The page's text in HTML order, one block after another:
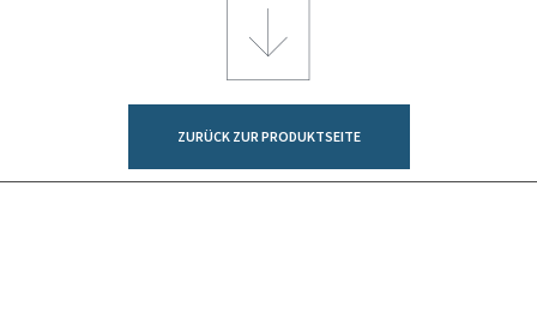
ZURÜCK ZUR PRODUKTSEITE